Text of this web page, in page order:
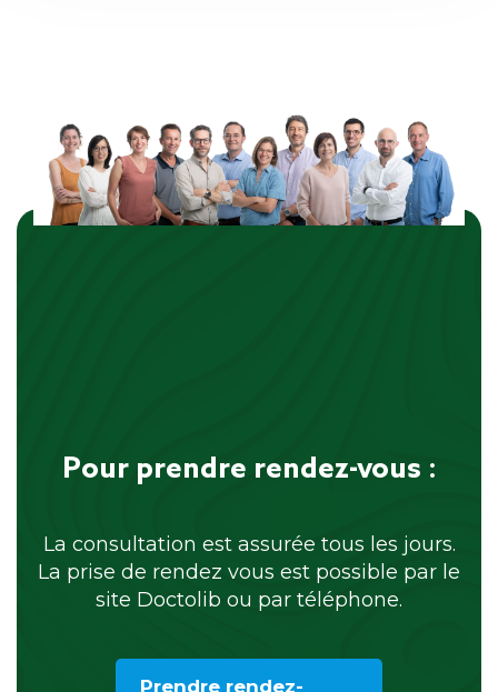
Pour prendre rendez-vous :
La consultation est assurée tous les jours.
La prise de rendez vous est possible par le
site Doctolib ou par téléphone.
Prendre rendez-